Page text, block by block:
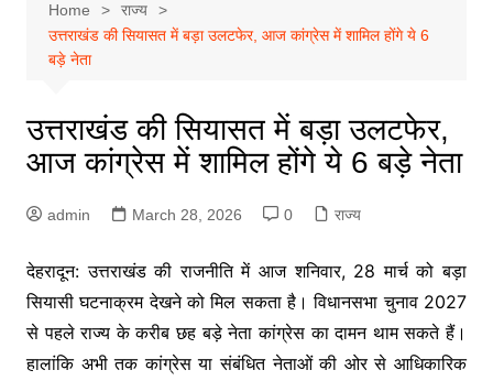
Home
राज्य
उत्तराखंड की सियासत में बड़ा उलटफेर, आज कांग्रेस में शामिल होंगे ये 6
बड़े नेता
उत्तराखंड की सियासत में बड़ा उलटफेर,
आज कांग्रेस में शामिल होंगे ये 6 बड़े नेता
admin March 28, 2026 0 राज्य
देहरादून: उत्तराखंड की राजनीति में आज शनिवार, 28 मार्च को बड़ा
सियासी घटनाक्रम देखने को मिल सकता है। विधानसभा चुनाव 2027
से पहले राज्य के करीब छह बड़े नेता कांग्रेस का दामन थाम सकते हैं।
हालांकि अभी तक कांग्रेस या संबंधित नेताओं की ओर से आधिकारिक